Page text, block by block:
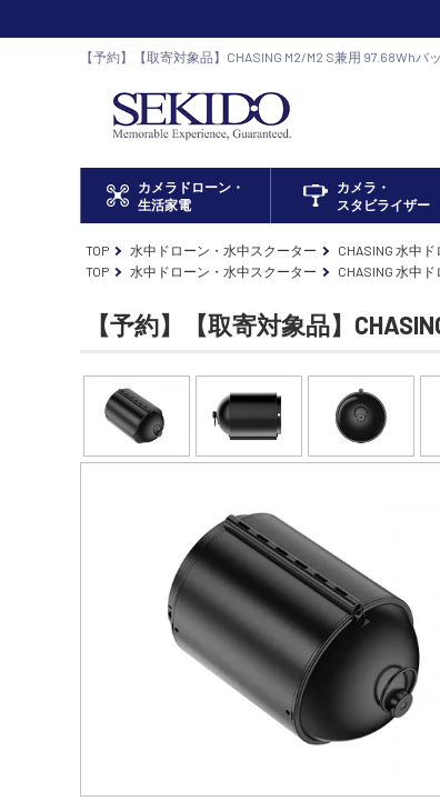
【予約】【取寄対象品】CHASING M2/M2 S兼用 97.68Wh
ンストア DJI ドローン正規代理店
カメラドローン・
生活家電
カメラ・
スタビライザー
TOP 水中ドローン・水中スクーター CHASING 水中ド
TOP
水中ドローン・水中スクーター CHASING 水中ド
【予約】【取寄対象品】